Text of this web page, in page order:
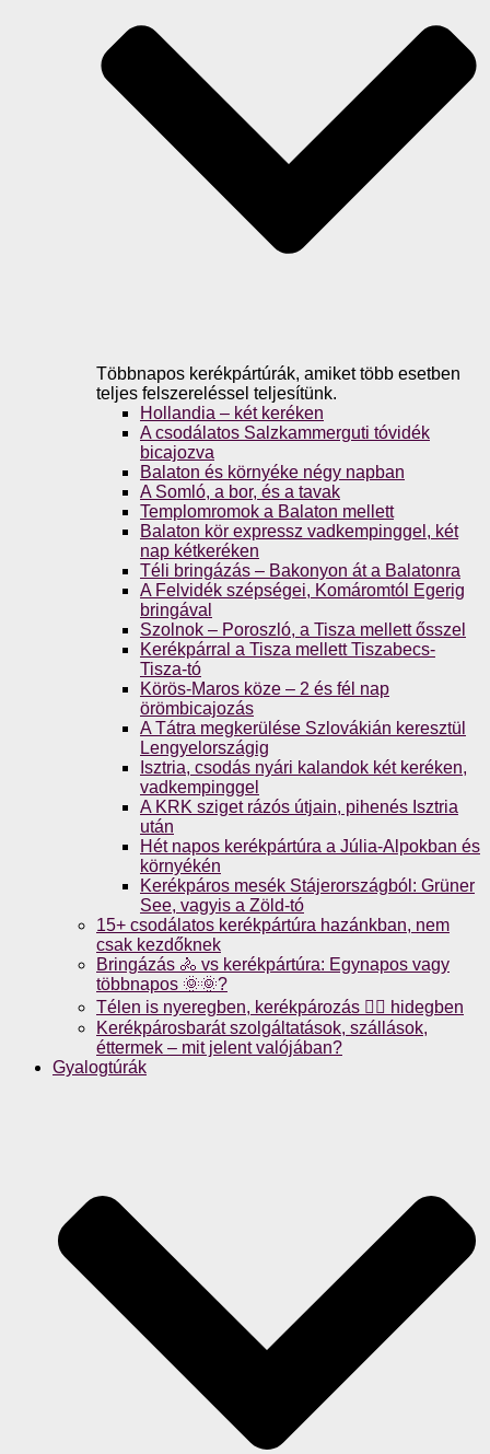
Többnapos kerékpártúrák, amiket több esetben
teljes felszereléssel teljesítünk.
Hollandia – két keréken
A csodálatos Salzkammerguti tóvidék
bicajozva
Balaton és környéke négy napban
A Somló, a bor, és a tavak
Templomromok a Balaton mellett
Balaton kör expressz vadkempinggel, két
nap kétkeréken
Téli bringázás – Bakonyon át a Balatonra
A Felvidék szépségei, Komáromtól Egerig
bringával
Szolnok – Poroszló, a Tisza mellett ősszel
Kerékpárral a Tisza mellett Tiszabecs-
Tisza-tó
Körös-Maros köze – 2 és fél nap
örömbicajozás
A Tátra megkerülése Szlovákián keresztül
Lengyelországig
Isztria, csodás nyári kalandok két keréken,
vadkempinggel
A KRK sziget rázós útjain, pihenés Isztria
után
Hét napos kerékpártúra a Júlia-Alpokban és
környékén
Kerékpáros mesék Stájerországból: Grüner
See, vagyis a Zöld-tó
15+ csodálatos kerékpártúra hazánkban, nem
csak kezdőknek
Bringázás 🚴 vs kerékpártúra: Egynapos vagy
többnapos 🌞🌞?
Télen is nyeregben, kerékpározás 🚴‍♀️ hidegben
Kerékpárosbarát szolgáltatások, szállások,
éttermek – mit jelent valójában?
Gyalogtúrák